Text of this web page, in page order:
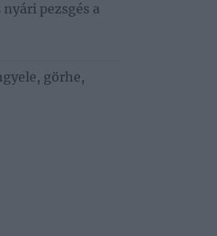
pezsgés a
görhe,